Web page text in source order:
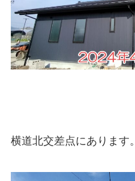
横道北交差点にあります。